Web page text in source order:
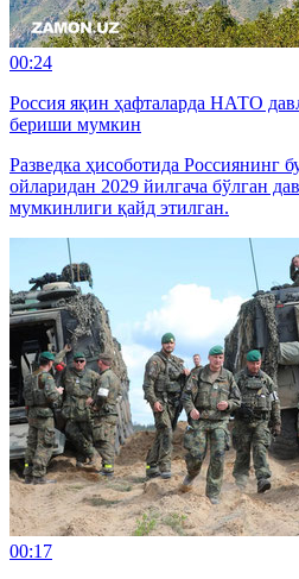
00:24
Россия яқин ҳафталарда НАТО
бериши мумкин
Разведка ҳисоботида Россиянинг
ойларидан 2029 йилгача бўлган
мумкинлиги қайд этилган.
00:17